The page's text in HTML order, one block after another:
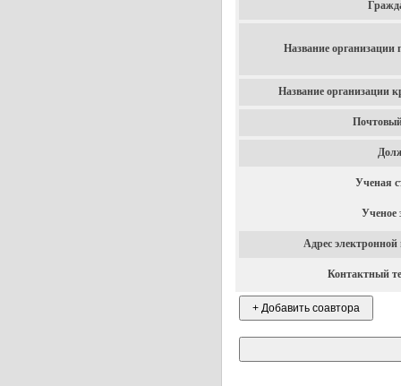
Название организации
Название организации
Ученая
Ученое
Адрес
Контактный